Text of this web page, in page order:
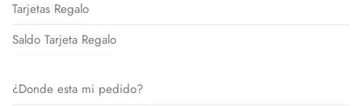
Tarjetas Regalo
Saldo Tarjeta Regalo
¿Donde esta mi pedido?